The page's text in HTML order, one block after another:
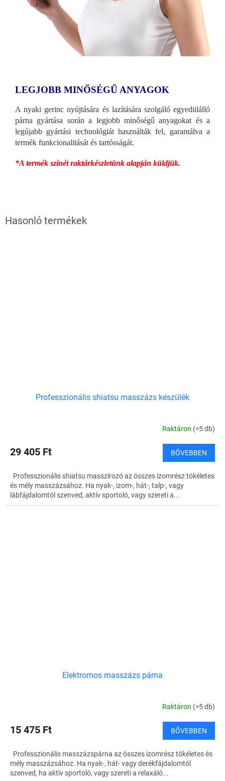
LEGJOBB MINŐSÉGŰ ANYAGOK
A nyaki gerinc nyújtására és lazítására szolgáló egyedülálló
párna gyártása során a legjobb minőségű anyagokat és a
legújabb gyártási technológiát használták fel, garantálva a
termék funkcionalitását és tartósságát.
*A termék színét raktárkészletünk alapján küldjük.
Professzionális shiatsu masszázs készülék
Raktáron (>5 db)
29 405 Ft BŐVEBBEN
Professzionális shiatsu masszírozó az összes izomrész tökéletes
és mély masszázsához. Ha nyak-, izom-, hát-, talp-, vagy
lábfájdalomtól szenved, aktív sportoló, vagy szereti a...
Elektromos masszázs párna
Raktáron (>5 db)
15 475 Ft BŐVEBBEN
Professzionális masszázspárna az összes izomrész tökéletes és
mély masszázsához. Ha nyak-, hát- vagy derékfájdalomtól
szenved, ha aktív sportoló, vagy szereti a relaxáló...